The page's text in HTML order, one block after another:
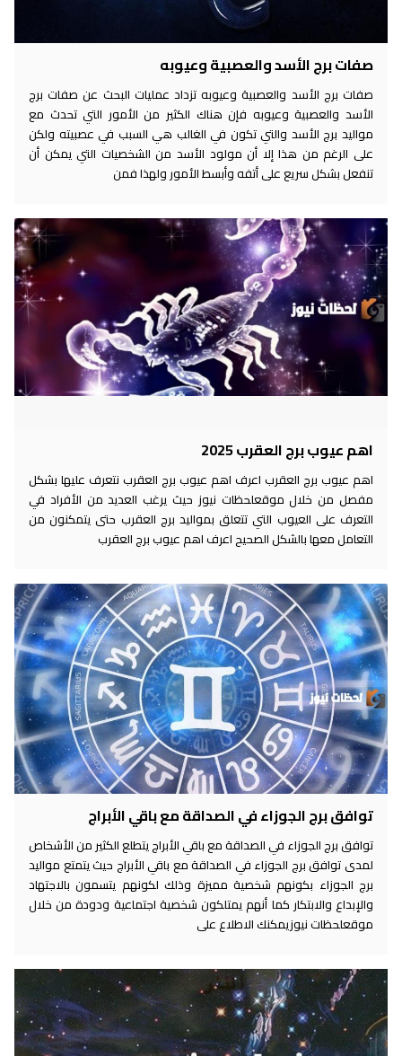
صفات برج الأسد والعصبية وعيوبه
صفات برج الأسد والعصبية وعيوبه تزداد عمليات البحث عن صفات برج
الأسد والعصبية وعيوبه فإن هناك الكثير من الأمور التي تحدث مع
مواليد برج الأسد والتي تكون في الغالب هي السبب في عصبيته ولكن
على الرغم من هذا إلا أن مولود الأسد من الشخصيات التي يمكن أن
تنفعل بشكل سريع على أتفه وأبسط الأمور ولهذا فمن
اهم عيوب برج العقرب 2025
اهم عيوب برج العقرب اعرف اهم عيوب برج العقرب نتعرف عليها بشكل
مفصل من خلال موقعلحظات نيوز حيث يرغب العديد من الأفراد في
التعرف على العيوب التي تتعلق بمواليد برج العقرب حتى يتمكنون من
التعامل معها بالشكل الصحيح اعرف اهم عيوب برج العقرب
توافق برج الجوزاء في الصداقة مع باقي الأبراج
توافق برج الجوزاء في الصداقة مع باقي الأبراج يتطلع الكثير من الأشخاص
لمدى توافق برج الجوزاء في الصداقة مع باقي الأبراج حيث يتمتع مواليد
برج الجوزاء بكونهم شخصية مميزة وذلك لكونهم يتسمون بالاجتهاد
والإبداع والابتكار كما أنهم يمتلكون شخصية اجتماعية ودودة من خلال
موقعلحظات نيوزيمكنك الاطلاع على